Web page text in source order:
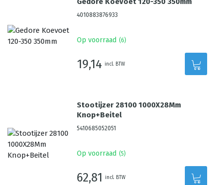
4010883876933
Op voorraad (6)
19,14 incl. BTW
Stootijzer 28100 1000X28Mm
Knop+Beitel
5410685052051
Op voorraad (5)
62,81 incl. BTW